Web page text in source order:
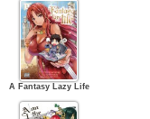
A Fantasy Lazy Life